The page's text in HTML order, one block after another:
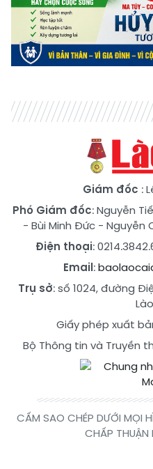
Giám đốc :
Phó Giám đốc:Nguyễn
- Bùi Minh Đức- Nguyễn
Điện thoại:
Email:
Trụ sở: số 1024, đường
Giấy phép xuất
Bộ Thông tin và Truyền
CẤM SAO CHÉP DƯỚI MỌI
CHẤP THUẬN